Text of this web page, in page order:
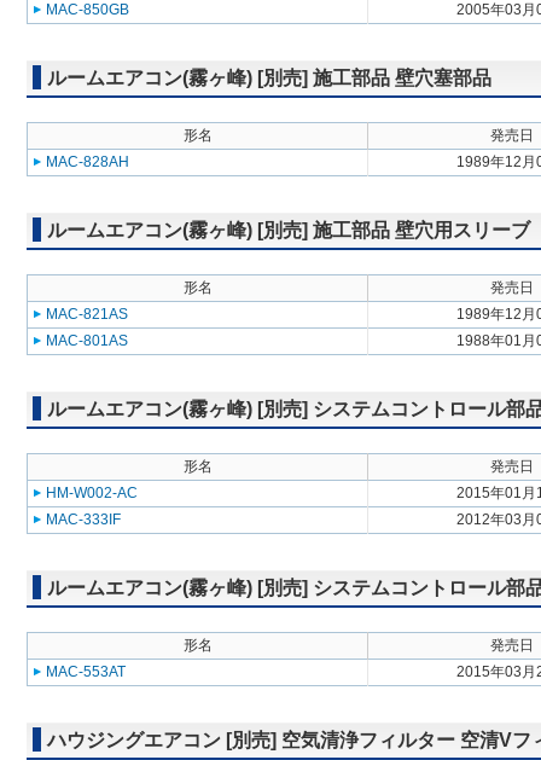
MAC-850GB
2005年03月
ルームエアコン(霧ヶ峰) [別売] 施工部品 壁穴塞部品
形名
発売日
MAC-828AH
1989年12月
ルームエアコン(霧ヶ峰) [別売] 施工部品 壁穴用スリーブ
形名
発売日
MAC-821AS
1989年12月
MAC-801AS
1988年01月
ルームエアコン(霧ヶ峰) [別売] システムコントロール部
形名
発売日
HM-W002-AC
2015年01月
MAC-333IF
2012年03月
ルームエアコン(霧ヶ峰) [別売] システムコントロール部
形名
発売日
MAC-553AT
2015年03月
ハウジングエアコン [別売] 空気清浄フィルター 空清Vフ